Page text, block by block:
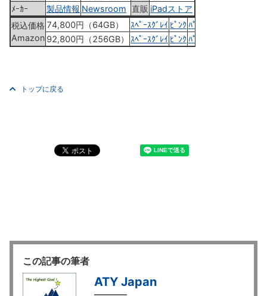
ﾒｰｶｰ
製品情報 Newsroom 直販 iPadストア
税込価格
Amazon
74,800円（64GB） ｽﾍﾟｰｽｸﾞﾚｲ ﾋﾟﾝｸ ﾊﾟｰﾌﾟﾙ
92,800円（256GB）
ｽﾍﾟｰｽｸﾞﾚｲ ﾋﾟﾝｸ ﾊﾟｰﾌﾟﾙ
トップに戻る
この記事の筆者
ATY Japan